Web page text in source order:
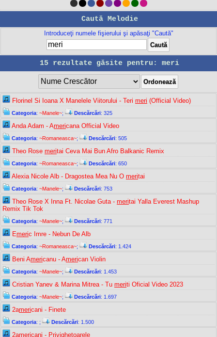
Caută Melodie
Introduceţi numele fişierului şi apăsaţi "Caută"
15 rezultate găsite pentru: meri
Florinel Si Ioana X Manelele Viitorului - Teri meri (Official Video)
Categoria: ~Manele~; Descărcări: 325
Anda Adam - Americana Official Video
Categoria: ~Romaneasca~; Descărcări: 505
Theo Rose meritai Ceva Mai Bun Afro Balkanic Remix
Categoria: ~Romaneasca~; Descărcări: 650
Alexia Nicole Alb - Dragostea Mea Nu O meritai
Categoria: ~Manele~; Descărcări: 753
Theo Rose X Inna Ft. Nicolae Guta - meritai Yalla Everest Mashup
Remix Tik Tok
Categoria: ~Manele~; Descărcări: 771
Emeric Imre - Nebun De Alb
Categoria: ~Romaneasca~; Descărcări: 1.424
Beni Americanu - American Violin
Categoria: ~Manele~; Descărcări: 1.453
Cristian Yanev & Marina Mitrea - Tu meriti Oficial Video 2023
Categoria: ~Manele~; Descărcări: 1.697
2americani - Finete
Categoria: ; Descărcări: 1.500
2americani - Privighetoarele